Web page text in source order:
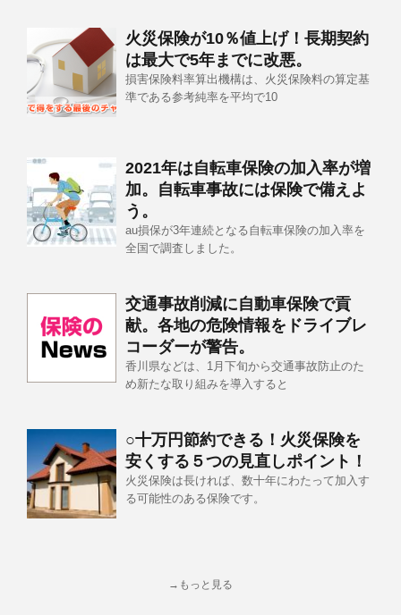
火災保険が10％値上げ！長期契約
は最大で5年までに改悪。
損害保険料率算出機構は、火災保険料の算定基
準である参考純率を平均で10
2021年は自転車保険の加入率が増
加。自転車事故には保険で備えよ
う。
au損保が3年連続となる自転車保険の加入率を
全国で調査しました。
交通事故削減に自動車保険で貢
献。各地の危険情報をドライブレ
コーダーが警告。
香川県などは、1月下旬から交通事故防止のた
め新たな取り組みを導入すると
○十万円節約できる！火災保険を
安くする５つの見直しポイント！
火災保険は長ければ、数十年にわたって加入す
る可能性のある保険です。
→もっと見る